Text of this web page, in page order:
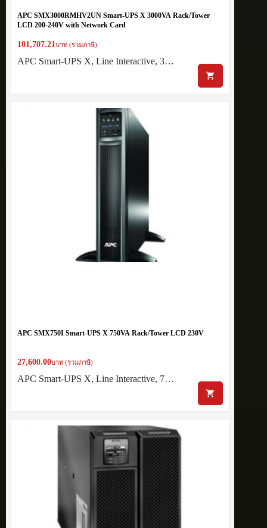
APC SMX3000RMHV2UN Smart-UPS X 3000VA Rack/Tower
LCD 200-240V with Network Card
101,707.21 บาท (รวมภาษี)
APC Smart-UPS X, Line Interactive, 3…
APC SMX750I Smart-UPS X 750VA Rack/Tower LCD 230V
27,600.00บาท (รวมภาษี)
APC Smart-UPS X, Line Interactive, 7…